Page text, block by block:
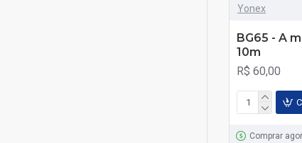
Yonex
BG65 - A
10m
R$ 60,00
Comprar